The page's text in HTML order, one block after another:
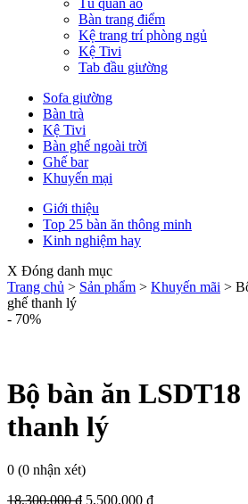
Tủ quần áo
Bàn trang điểm
Kệ trang trí phòng ngủ
Kệ Tivi
Tab đầu giường
Sofa giường
Bàn trà
Kệ Tivi
Bàn ghế ngoài trời
Ghế bar
Khuyến mại
Giới thiệu
Top 25 bàn ăn thông minh
Kinh nghiệm hay
X Đóng danh mục
Trang chủ > Sản phẩm > Khuyến mãi >
ghế thanh lý
- 70%
Bộ bàn ăn LSDT18
thanh lý
0 (0 nhận xét)
18,300,000₫ 5,500,000 ₫